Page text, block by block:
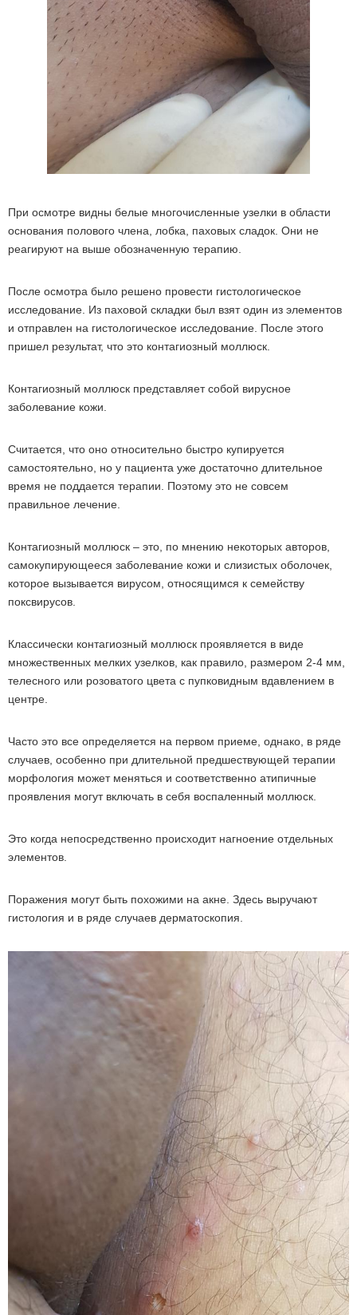
При осмотре видны белые многочисленные узелки в области
основания полового члена, лобка, паховых сладок. Они не
реагируют на выше обозначенную терапию.
После осмотра было решено провести гистологическое
исследование. Из паховой складки был взят один из элементов
и отправлен на гистологическое исследование. После этого
пришел результат, что это контагиозный моллюск.
Контагиозный моллюск представляет собой вирусное
заболевание кожи.
Считается, что оно относительно быстро купируется
самостоятельно, но у пациента уже достаточно длительное
время не поддается терапии. Поэтому это не совсем
правильное лечение.
Контагиозный моллюск – это, по мнению некоторых авторов,
самокупирующееся заболевание кожи и слизистых оболочек,
которое вызывается вирусом, относящимся к семейству
поксвирусов.
Классически контагиозный моллюск проявляется в виде
множественных мелких узелков, как правило, размером 2-4 мм,
телесного или розоватого цвета с пупковидным вдавлением в
центре.
Часто это все определяется на первом приеме, однако, в ряде
случаев, особенно при длительной предшествующей терапии
морфология может меняться и соответственно атипичные
проявления могут включать в себя воспаленный моллюск.
Это когда непосредственно происходит нагноение отдельных
элементов.
Поражения могут быть похожими на акне. Здесь выручают
гистология и в ряде случаев дерматоскопия.